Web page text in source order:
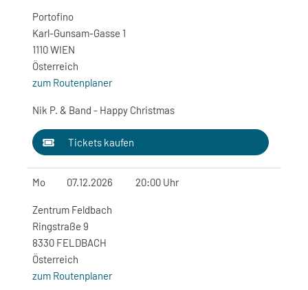
Portofino
Karl-Gunsam-Gasse 1
1110 WIEN
Österreich
zum Routenplaner
Nik P. & Band - Happy Christmas
Tickets kaufen
Mo 07.12.2026 20:00 Uhr
Zentrum Feldbach
Ringstraße 9
8330 FELDBACH
Österreich
zum Routenplaner